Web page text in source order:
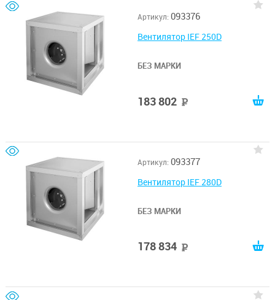
Артикул: 093376
Вентилятор IEF 250D
БЕЗ МАРКИ
183 802
Артикул: 093377
Вентилятор IEF 280D
БЕЗ МАРКИ
178 834